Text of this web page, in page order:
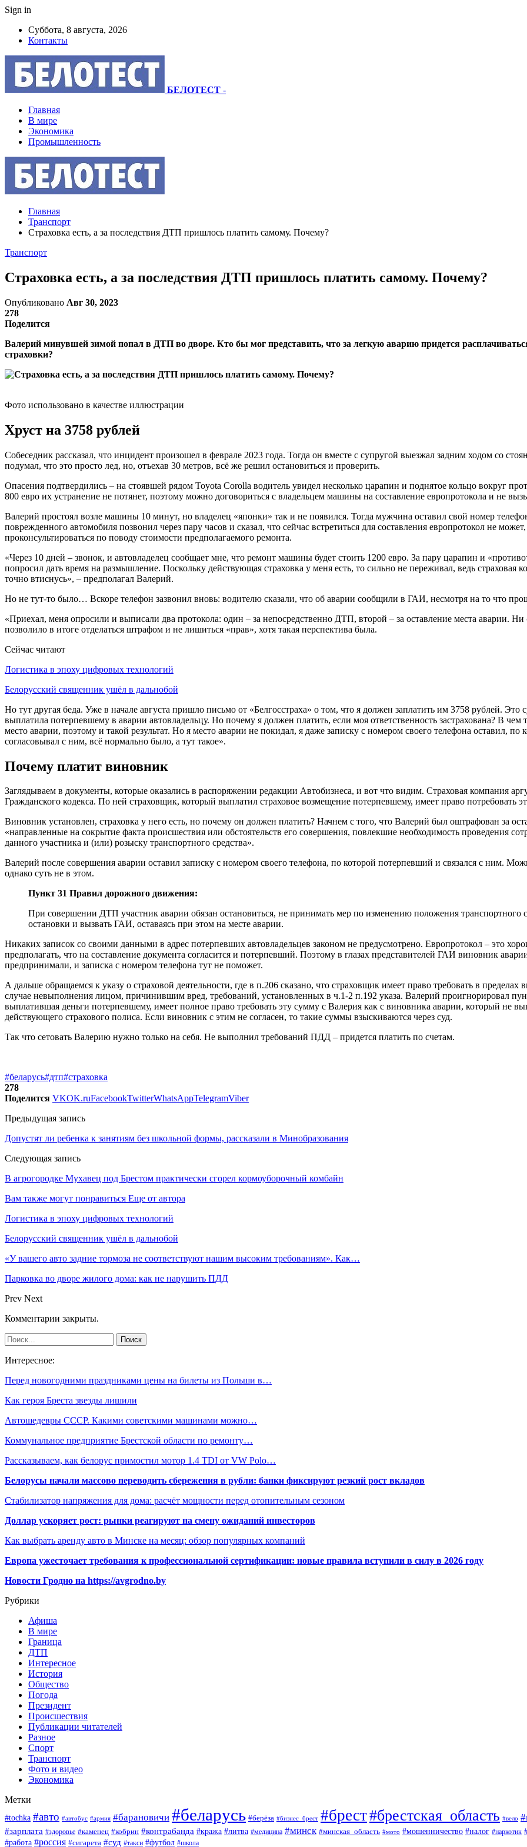
Sign in
Суббота, 8 августа, 2026
Контакты
БЕЛОТЕСТ -
Главная
В мире
Экономика
Промышленность
Главная
Транспорт
Страховка есть, а за последствия ДТП пришлось платить самому. Почему?
Транспорт
Страховка есть, а за последствия ДТП пришлось платить самому. Почему?
Опубликовано Авг 30, 2023
278
Поделится
Валерий минувшей зимой попал в ДТП во дворе. Кто бы мог представить, что за легкую аварию придется
страховки?
Фото использовано в качестве иллюстрации
Хруст на 3758 рублей
Собеседник рассказал, что инцидент произошел в феврале 2023 года. Тогда он вместе с супругой выезжал задним ходом со
подумал, что это просто лед, но, отъехав 30 метров, всё же решил остановиться и проверить.
Опасения подтвердились – на стоявшей рядом Toyota Corolla водитель увидел несколько царапин и поднятое кольцо вокруг
800 евро их устранение не потянет, поэтому можно договориться с владельцем машины на составление европротокола и не
Валерий простоял возле машины 10 минут, но владелец «японки» так и не появился. Тогда мужчина оставил свой номер
поврежденного автомобиля позвонил через пару часов и сказал, что сейчас встретиться для составления европротокол не
проконсультироваться по поводу стоимости предполагаемого ремонта.
«Через 10 дней – звонок, и автовладелец сообщает мне, что ремонт машины будет стоить 1200 евро. За пару царапин и
попросил дать время на размышление. Поскольку действующая страховка у меня есть, то сильно не переживал, ведь страховая
точно втиснусь», – предполагал Валерий.
Но не тут-то было… Вскоре телефон зазвонил вновь: водителю сказали, что об аварии сообщили в ГАИ, несмотря на то что
«Приехал, меня опросили и выписали два протокола: один – за непосредственно ДТП, второй – за оставление места аварии.
позволило в итоге отделаться штрафом и не лишиться «прав», хотя такая перспектива была.
Сейчас читают
Логистика в эпоху цифровых технологий
Белорусский священник ушёл в дальнобой
Но тут другая беда. Уже в начале августа пришло письмо от «Белгосстраха» о том, что я должен заплатить им 3758 рублей.
выплатила потерпевшему в аварии автовладельцу. Но почему я должен платить, если моя ответственность застрахована? В
место аварии, поэтому и такой результат. Но я место аварии не покидал, я даже записку с номером своего телефона оставил,
согласовывал с ним, всё нормально было, а тут такое».
Почему платит виновник
Заглядываем в документы, которые оказались в распоряжении редакции Автобизнеса, и вот что видим. Страховая компания
Гражданского кодекса. По ней страховщик, который выплатил страховое возмещение потерпевшему, имеет право потребовать
Виновник установлен, страховка у него есть, но почему он должен платить? Начнем с того, что Валерий был оштрафован за
«направленные на сокрытие факта происшествия или обстоятельств его совершения, повлекшие необходимость проведения
данного участника и (или) розыску транспортного средства».
Валерий после совершения аварии оставил записку с номером своего телефона, по которой потерпевший и связался с ним.
однако суть не в этом.
Пункт 31 Правил дорожного движения:
При совершении ДТП участник аварии обязан остановиться, не принимать мер по изменению положения транспортного
остановки и вызвать ГАИ, оставаясь при этом на месте аварии.
Никаких записок со своими данными в адрес потерпевших автовладельцев законом не предусмотрено. Европротокол – это
предполагать, что на составление документа согласится и потерпевший. Поэтому в глазах представителей ГАИ виновник
предпринимали, и записка с номером телефона тут не поможет.
А дальше обращаемся к указу о страховой деятельности, где в п.206 сказано, что страховщик имеет право требовать в
случае невыполнения лицом, причинившим вред, требований, установленных в ч.1-2 п.192 указа. Валерий проигнорировал
выплатившая деньги потерпевшему, имеет полное право требовать эту сумму с Валерия как с виновника аварии, который не
действующего страхового полиса. Если виновник с этим не согласен, то такие суммы взыскиваются через суд.
Так что сетовать Валерию нужно только на себя. Не выполнил требований ПДД – придется платить по счетам.
#беларусь#дтп#страховка
278
Поделится VKOK.ruFacebookTwitterWhatsAppTelegramViber
Предыдущая запись
Допустят ли ребенка к занятиям без школьной формы, рассказали в Минобразования
Следующая запись
В агрогородке Мухавец под Брестом практически сгорел кормоуборочный комбайн
Вам также могут понравиться Еще от автора
Логистика в эпоху цифровых технологий
Белорусский священник ушёл в дальнобой
«У вашего авто задние тормоза не соответствуют нашим высоким требованиям». Как…
Парковка во дворе жилого дома: как не нарушить ПДД
Prev Next
Комментарии закрыты.
Интересное:
Перед новогодними праздниками цены на билеты из Польши в…
Как героя Бреста звезды лишили
Автошедевры СССР. Какими советскими машинами можно…
Коммунальное предприятие Брестской области по ремонту…
Рассказываем, как белорус примостил мотор 1.4 TDI от VW Polo…
Белорусы начали массово переводить сбережения в рубли: банки фиксируют резкий рост вкладов
Стабилизатор напряжения для дома: расчёт мощности перед отопительным сезоном
Доллар ускоряет рост: рынки реагируют на смену ожиданий инвесторов
Как выбрать аренду авто в Минске на месяц: обзор популярных компаний
Европа ужесточает требования к профессиональной сертификации: новые правила вступили в силу в 2026 году
Новости Гродно на https://avgrodno.by
Рубрики
Афиша
В мире
Граница
ДТП
Интересное
История
Общество
Погода
Президент
Происшествия
Публикации читателей
Разное
Спорт
Транспорт
Фото и видео
Экономика
Метки
#tochka #авто #автобус #армия #барановичи #беларусь #берёза #бизнес_брест #брест#брестская_область #вело
#зарплата #здоровье #каменец #кобрин #контрабанда #кража #литва #медицина #минск #минская_область #мото #мошенничество #налог #наркотик
#работа #россия #сигарета #суд #такси #футбол #школа